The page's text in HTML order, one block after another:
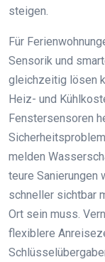
steigen.
Für
Sensorik und
gleichzeitig lösen
Heiz- und
Fenstersensoren
melden
teure Sanierungen
schneller sichtbar
Ort sein muss.
flexiblere